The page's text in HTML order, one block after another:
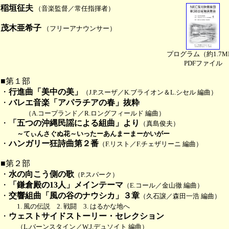
稲垣征夫 （音楽監督／常任指揮者）
プログラム（約
PDFファイル
茂木亜希子 （フリーアナウンサー）
■第１部
・ 行進曲「美中の美」 （J.P.スーザ／K.ブライオン＆L.シセル 編曲）
・バレエ音楽「アパラチアの春」抜粋
（A.コープランド／R.ロングフィールド 編曲）
・ 「五つの沖縄民謡による組曲」より
（真島俊夫）
～てぃんさぐぬ花～いったーあんまーまーかいがー
・ハンガリー狂詩曲第２番 （F.リスト／F.チェザリーニ 編曲）
■第２部
・ 水の向こう側の歌 （P.スパーク）
・ 「鎌倉殿の13人」メインテーマ （E.コール／金山徹 編曲）
・ 交響組曲「風の谷のナウシカ」３章 （久石譲／森田一浩 編曲）
1. 風の伝説 2. 戦闘 3. はるかな地へ
・ ウェストサイドストーリー・セレクション
（L.バーンスタイン／W.J.デュソイト 編曲）